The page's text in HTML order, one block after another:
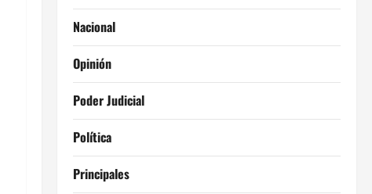
Nacional
Opinión
Poder Judicial
Política
Principales